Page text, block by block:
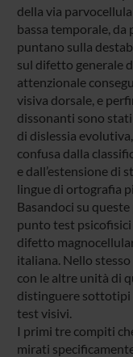
della via
bassa temporale,
puntano sulla
sul difetto generale
attenzionale
visiva dorsale, e
dissonanti sono
di dislessia
confusa dalla
e dall’estensione di
lingue di ortografia
Basandoci su
punto test psicofisici
difetto
italiana. Nello
con le altre unità di
distinguere sottotipi
test visivi.
I primi tre compiti
mirati